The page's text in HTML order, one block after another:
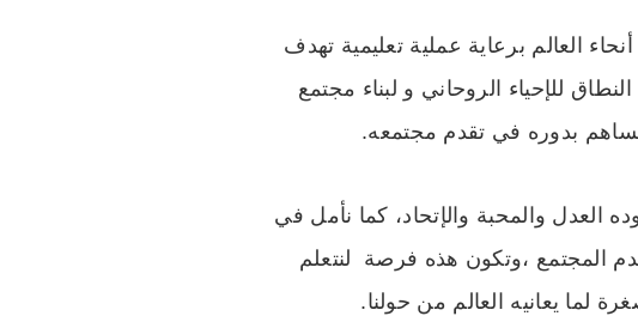
العالم برعاية عملية تعليمية تهدف
للإحياء الروحاني و لبناء مجتمع
يساهم بدوره في تقدم مجتمعه.
العدل والمحبة والإتحاد، كما نأمل في
المجتمع ،وتكون هذه فرصة لنتعلم
لما يعانيه العالم من حولنا.